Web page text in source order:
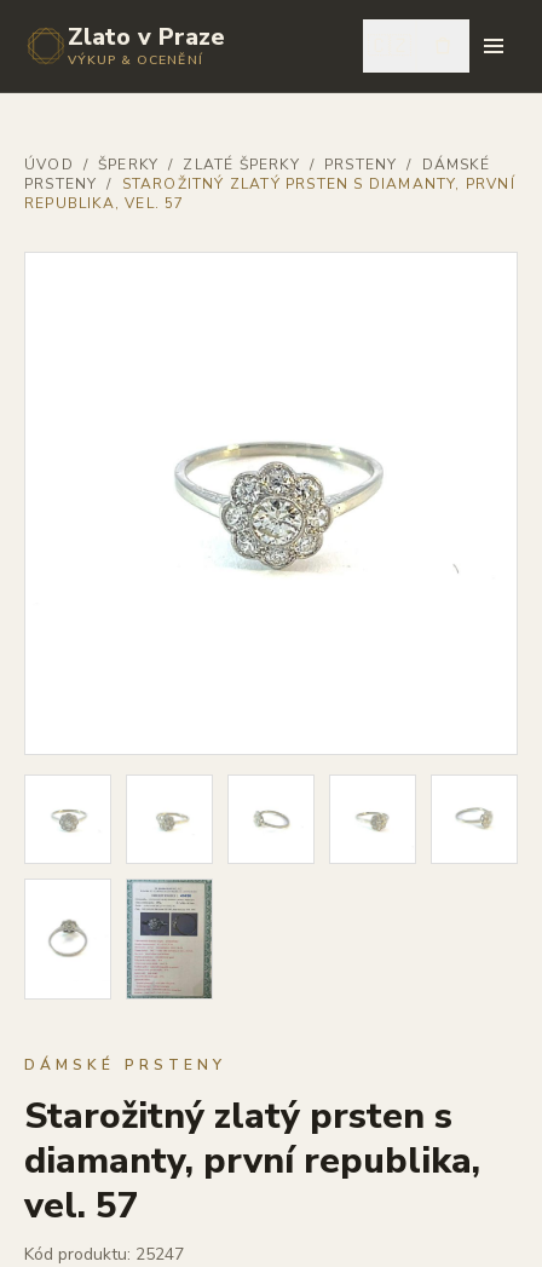
Zlato v Praze
VÝKUP & OCENĚNÍ
ÚVOD / ŠPERKY / ZLATÉ ŠPERKY / PRSTENY /
DÁMSKÉ
PRSTENY /
STAROŽITNÝ ZLATÝ PRSTEN S DIAMANTY, PRVNÍ
REPUBLIKA, VEL. 57
DÁMSKÉ PRSTENY
Starožitný zlatý prsten s
diamanty, první republika,
vel. 57
Kód produktu: 25247